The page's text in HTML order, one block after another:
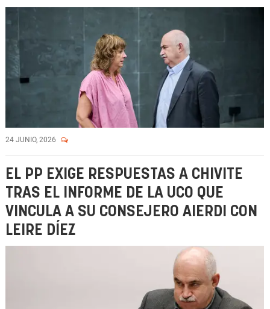
24 JUNIO, 2026
EL PP EXIGE RESPUESTAS A CHIVITE
TRAS EL INFORME DE LA UCO QUE
VINCULA A SU CONSEJERO AIERDI CON
LEIRE DÍEZ